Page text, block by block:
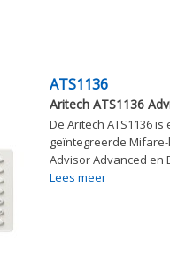
ATS1136
Aritech ATS1136
De Aritech ATS1136
geïntegreerde
Advisor Advanced en
Lees meer